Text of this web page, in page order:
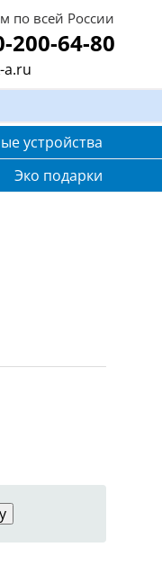
по всей России
200-64-80
a.ru
устройства
Эко подарки